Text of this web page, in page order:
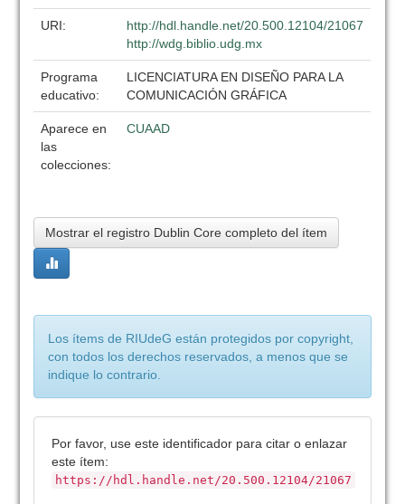
URI:
http://hdl.handle.net/20.500.12104/21067
http://wdg.biblio.udg.mx
Programa
educativo:
LICENCIATURA EN DISEÑO PARA LA
COMUNICACIÓN GRÁFICA
Aparece en
las
colecciones:
CUAAD
Mostrar el registro Dublin Core completo del ítem
Los ítems de RIUdeG están protegidos por copyright,
con todos los derechos reservados, a menos que se
indique lo contrario.
Por favor, use este identificador para citar o enlazar
este ítem:
https://hdl.handle.net/20.500.12104/21067